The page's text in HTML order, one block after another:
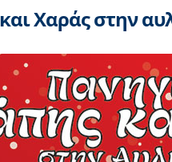
Χαράς στην